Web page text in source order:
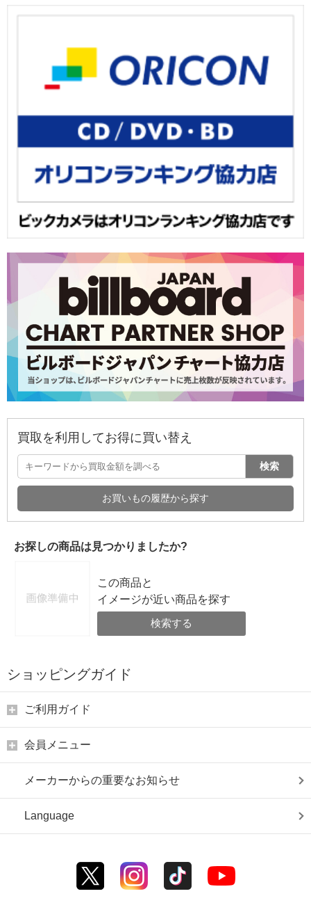
買取を利用してお得に買い替え
検索
お買いもの履歴から探す
お探しの商品は見つかりましたか?
この商品と
イメージが近い商品を探す
検索する
ショッピングガイド
ご利用ガイド
会員メニュー
メーカーからの重要なお知らせ
Language